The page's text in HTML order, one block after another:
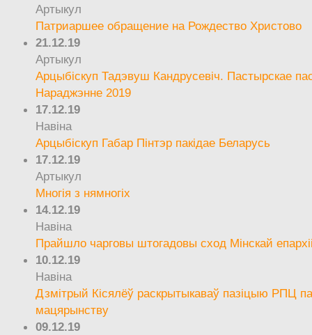
Артыкул
Патриаршее обращение на Рождество Христово
21.12.19
Артыкул
Арцыбіскуп Тадэвуш Кандрусевіч. Пастырскае
Нараджэнне 2019
17.12.19
Навіна
Арцыбіскуп Габар Пінтэр пакідае Беларусь
17.12.19
Артыкул
Многія з нямногіх
14.12.19
Навіна
Прайшло чарговы штогадовы сход Мінскай
10.12.19
Навіна
Дзмітрый Кісялёў раскрытыкаваў пазіцыю РПЦ
мацярынству
09.12.19